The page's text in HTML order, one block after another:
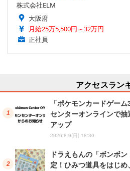
株式会社ELM
大阪府
月給25万5,500円～32万円
正社員
アクセスラン
「ポケモンカードゲー
センターオンラインで抽
アップ
2026.8.9(日) 18:30
ドラえもんの「ボンボ
定！ひみつ道具をはじ